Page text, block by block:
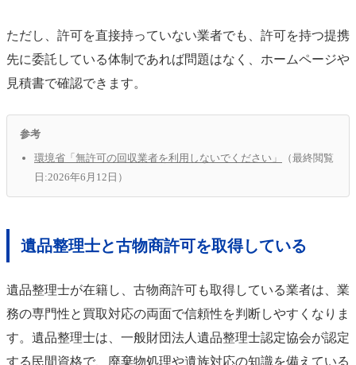
ただし、許可を直接持っていない業者でも、許可を持つ提携
先に委託している体制であれば問題はなく、ホームページや
見積書で確認できます。
参考
環境省「無許可の回収業者を利用しないでください」
（最終閲覧
日:2026年6月12日）
遺品整理士と古物商許可を取得している
遺品整理士が在籍し、古物商許可も取得している業者は、業
務の専門性と買取対応の両面で信頼性を判断しやすくなりま
す。遺品整理士は、一般財団法人遺品整理士認定協会が認定
する民間資格で、廃棄物処理や遺族対応の知識を備えている